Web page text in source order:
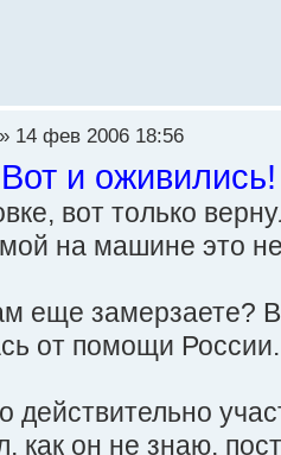
» 14 фев 2006 18:56
и
вот только
на машине это
еще замерзаете?
от помощи
как он не знаю,